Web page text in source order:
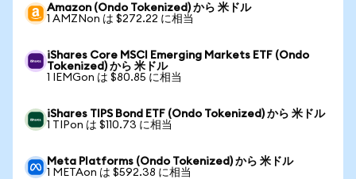
Amazon (Ondo Tokenized) から 米ドル
1 AMZNon は $272.22 に相当
iShares Core MSCI Emerging Markets ETF (Ondo
Tokenized) から 米ドル
1 IEMGon は $80.85 に相当
iShares TIPS Bond ETF (Ondo Tokenized) から 米ドル
1 TIPon は $110.73 に相当
Meta Platforms (Ondo Tokenized) から 米ドル
1 METAon は $592.38 に相当